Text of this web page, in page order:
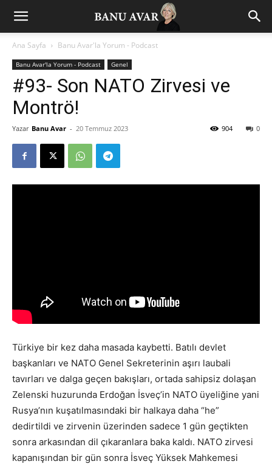
Ana Sayfa Banu Avar'la Yorum - Podcast
Banu Avar'la Yorum - Podcast Genel
#93- Son NATO Zirvesi ve
Montrö!
Yazar Banu Avar - 20 Temmuz 2023 0
904
Türkiye bir kez daha masada kaybetti. Batılı devlet
başkanları ve NATO Genel Sekreterinin aşırı laubali
tavırları ve dalga geçen bakışları, ortada sahipsiz dolaşan
Zelenski huzurunda Erdoğan İsveç’in NATO üyeliğine yani
Rusya’nın kuşatılmasındaki bir halkaya daha “he”
dedirtildi ve zirvenin üzerinden sadece 1 gün geçtikten
sonra arkasından dil çıkaranlara baka kaldı. NATO zirvesi
kapanışından bir gün sonra İsveç Yüksek Mahkemesi